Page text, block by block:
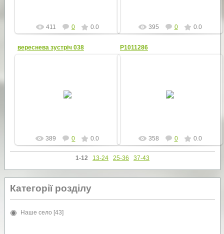
411 0 0.0 395 0 0.0
вереснева зустріч 038
389 0 0.0
P1011286
358 0 0.0
1-12 13-24 25-36 37-43
Категорії розділу
Наше село [43]